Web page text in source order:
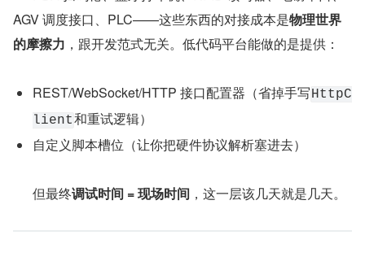
AGV 调度接口、PLC——这些东西的对接成本是物理世界
的摩擦力 ，跟开发范式无关。低代码平台能做的是提供：
REST/WebSocket/HTTP 接口配置器（省掉手写HttpC
lient和重试逻辑）
自定义脚本槽位（让你把硬件协议解析塞进去）
      但最终
调试时间 = 现场时间 ，这一层该几天就是几天。